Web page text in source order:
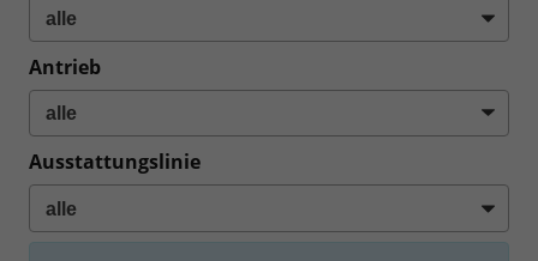
Antrieb
Ausstattungslinie